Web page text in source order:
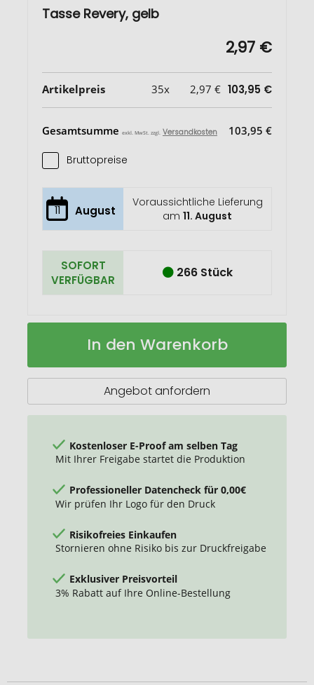
Tasse Revery, gelb
2,97 €
Artikelpreis 35x 2,97 € 103,95 €
Gesamtsumme exkl. MwSt. zzgl. Versandkosten 103,95 €
Bruttopreise
11 August
Voraussichtliche Lieferung
am11. August
SOFORT
VERFÜGBAR
266 Stück
Tasse
Auf
In den Warenkorb
Angebot anfordern
Kostenloser E-Proof am selben Tag
Mit Ihrer Freigabe startet die Produktion
Professioneller Datencheck für 0,00€
Wir prüfen Ihr Logo für den Druck
Risikofreies Einkaufen
Stornieren ohne Risiko bis zur Druckfreigabe
Exklusiver Preisvorteil
3% Rabatt auf Ihre Online-Bestellung